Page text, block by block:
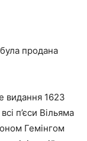
продана
видання 1623
п’єси Вільяма
Гемінгом